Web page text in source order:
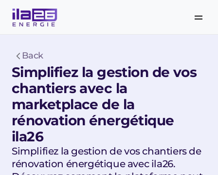
Back
Simplifiez la gestion de vos
chantiers avec la
marketplace de la
rénovation énergétique
ila26
Simplifiez la gestion de vos chantiers de
rénovation énergétique avec ila26.